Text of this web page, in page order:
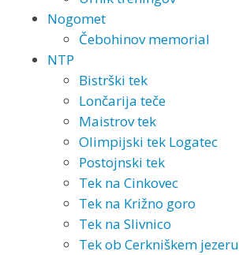
Nogomet
Čebohinov memorial
NTP
Bistrški tek
Lončarija teče
Maistrov tek
Olimpijski tek Logatec
Postojnski tek
Tek na Cinkovec
Tek na Križno goro
Tek na Slivnico
Tek ob Cerkniškem jezeru